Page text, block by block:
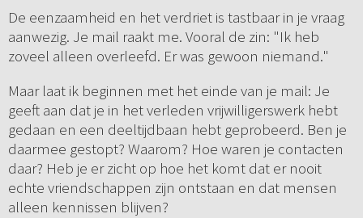
De eenzaamheid en het verdriet is tastbaar in je vraag
aanwezig. Je mail raakt me. Vooral de zin: "Ik heb
zoveel alleen overleefd. Er was gewoon niemand."
Maar laat ik beginnen met het einde van je mail: Je
geeft aan dat je in het verleden vrijwilligerswerk hebt
gedaan en een deeltijdbaan hebt geprobeerd. Ben je
daarmee gestopt? Waarom? Hoe waren je contacten
daar? Heb je er zicht op hoe het komt dat er nooit
echte vriendschappen zijn ontstaan en dat mensen
alleen kennissen blijven?